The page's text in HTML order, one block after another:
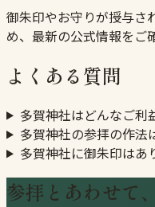
御朱印やお守りが授与さ
め、最新の公式情報をご
よくある質問
多賀神社はどんなご利
多賀神社の参拝の作法
多賀神社に御朱印はあ
参拝とあわせて